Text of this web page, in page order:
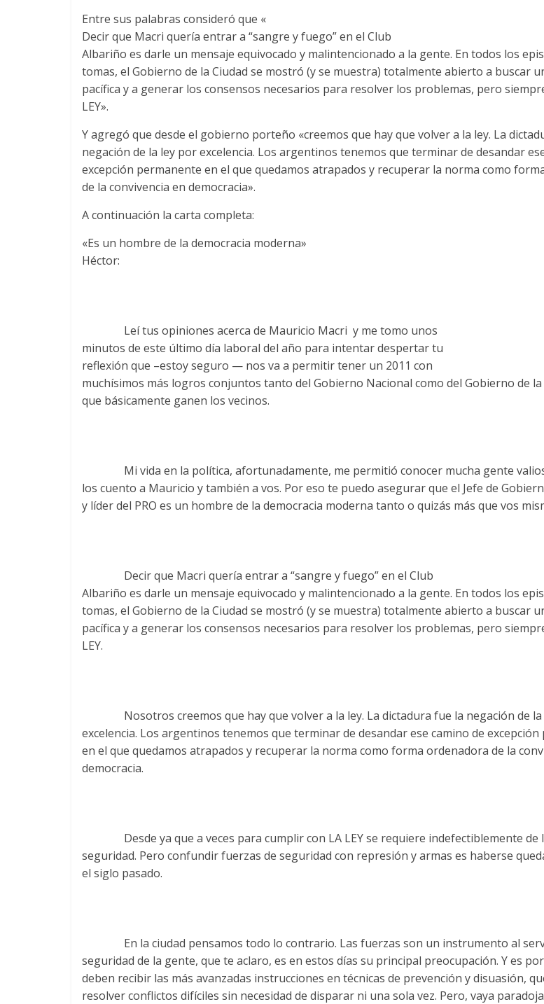
Entre sus palabras consideró que «
Decir que Macri quería entrar a “sangre y fuego” en el Club
Albariño es darle un mensaje equivocado y malintencionado a la gente. En todos los
tomas, el Gobierno de la Ciudad se mostró (y se muestra) totalmente abierto a buscar
pacífica y a generar los consensos necesarios para resolver los problemas, pero
LEY».
Y agregó que desde el gobierno porteño «creemos que hay que volver a la ley. La
negación de la ley por excelencia. Los argentinos tenemos que terminar de desandar
excepción permanente en el que quedamos atrapados y recuperar la norma como
de la convivencia en democracia».
A continuación la carta completa:
«Es un hombre de la democracia moderna»
Héctor:
Leí tus opiniones acerca de Mauricio Macri y me tomo unos
minutos de este último día laboral del año para intentar despertar tu
reflexión que –estoy seguro — nos va a permitir tener un 2011 con
muchísimos más logros conjuntos tanto del Gobierno Nacional como del Gobierno de la
que básicamente ganen los vecinos.
Mi vida en la política, afortunadamente, me permitió conocer mucha gente
los cuento a Mauricio y también a vos. Por eso te puedo asegurar que el Jefe de
y líder del PRO es un hombre de la democracia moderna tanto o quizás más que vos
Decir que Macri quería entrar a “sangre y fuego” en el Club
Albariño es darle un mensaje equivocado y malintencionado a la gente. En todos los
tomas, el Gobierno de la Ciudad se mostró (y se muestra) totalmente abierto a buscar
pacífica y a generar los consensos necesarios para resolver los problemas, pero
LEY.
Nosotros creemos que hay que volver a la ley. La dictadura fue la negación de la
excelencia. Los argentinos tenemos que terminar de desandar ese camino de
en el que quedamos atrapados y recuperar la norma como forma ordenadora de la
democracia.
Desde ya que a veces para cumplir con LA LEY se requiere indefectiblemente de
seguridad. Pero confundir fuerzas de seguridad con represión y armas es haberse
el siglo pasado.
En la ciudad pensamos todo lo contrario. Las fuerzas son un instrumento al
seguridad de la gente, que te aclaro, es en estos días su principal preocupación. Y es
deben recibir las más avanzadas instrucciones en técnicas de prevención y disuasión,
resolver conflictos difíciles sin necesidad de disparar ni una sola vez. Pero, vaya